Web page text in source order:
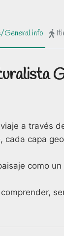
General info
a través
cada capa
como